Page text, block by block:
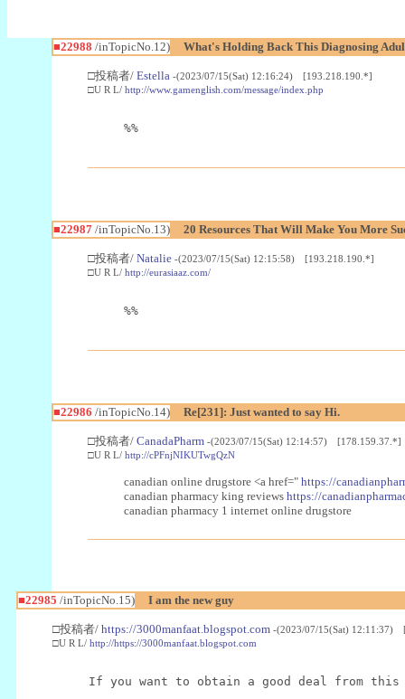
■22988 /inTopicNo.12) What's Holding Back This Diagnosing
□投稿者/ Estella -(2023/07/15(Sat) 12:16:24) [193.218.190.*]
□U R L/ http://www.gamenglish.com/message/index.php
%%
■22987/inTopicNo.13) 20 Resources That Will Make You More
□投稿者/ Natalie -(2023/07/15(Sat) 12:15:58) [193.218.190.*]
□U R L/ http://eurasiaaz.com/
%%
■22986 /inTopicNo.14) Re[231]: Just wanted to say Hi.
□投稿者/ CanadaPharm -(2023/07/15(Sat) 12:14:57) [178.159.37.*]
□U R L/ http://cPFnjNIKUTwgQzN
canadian online drugstore <a href=" https://
canadian pharmacy king reviews https://
canadian pharmacy 1 internet online drugstore
■22985 /inTopicNo.15) I am the new guy
□投稿者/ https://3000manfaat.blogspot.com -(2023/07/15(Sat) 12:11:37)
□U R L/ http://https://3000manfaat.blogspot.com
If you want to obtain a good deal from this